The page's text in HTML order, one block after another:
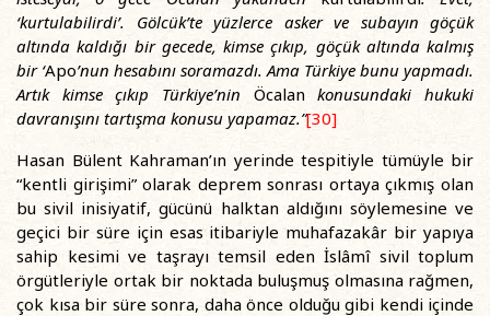
‘kurtulabilirdi’. Gölcük’te yüzlerce asker ve subayın göçük
altında kaldığı bir gecede, kimse çıkıp, göçük altında kalmış
bir ‘Apo’nun hesabını soramazdı. Ama Türkiye bunu yapmadı.
Artık kimse çıkıp Türkiye’nin Öcalankonusundaki hukuki
davranışını tartışma konusu yapamaz.”[30]
Hasan Bülent Kahraman’ın yerinde tespitiyle tümüyle bir
“kentli girişimi” olarak deprem sonrası ortaya çıkmış olan
bu sivil inisiyatif, gücünü halktan aldığını söylemesine ve
geçici bir süre için esas itibariyle muhafazakâr bir yapıya
sahip kesimi ve taşrayı temsil eden İslâmî sivil toplum
örgütleriyle ortak bir noktada buluşmuş olmasına rağmen,
çok kısa bir süre sonra, daha önce olduğu gibi kendi içinde